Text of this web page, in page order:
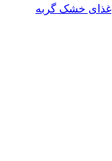
غذای خشک گربه